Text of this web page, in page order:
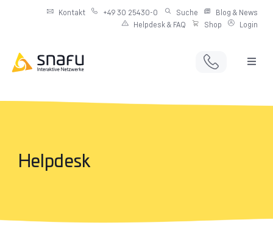
Kontakt +49 30 25430-0 Suche
Blog & News
Helpdesk & FAQ
Shop Login
Produkte & Angebote
Helpdesk